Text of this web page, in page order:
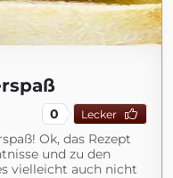
0 Lecker
Ok, das Rezept
und zu den
vielleicht auch nicht